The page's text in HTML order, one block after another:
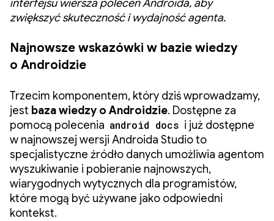
interfejsu wiersza poleceń Androida, aby
zwiększyć skuteczność i wydajność agenta.
Najnowsze wskazówki w bazie wiedzy
o Androidzie
Trzecim komponentem, który dziś wprowadzamy,
jest baza wiedzy o Androidzie. Dostępne za
pomocą polecenia android docs i już dostępne
w najnowszej wersji Androida Studio to
specjalistyczne źródło danych umożliwia agentom
wyszukiwanie i pobieranie najnowszych,
wiarygodnych wytycznych dla programistów,
które mogą być używane jako odpowiedni
kontekst.